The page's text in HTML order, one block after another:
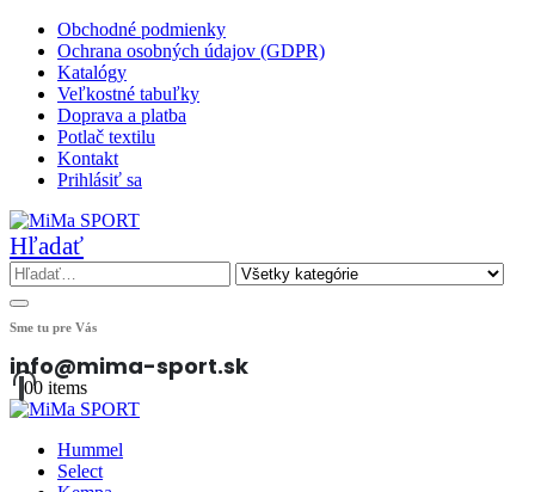
Obchodné podmienky
Ochrana osobných údajov (GDPR)
Katalógy
Veľkostné tabuľky
Doprava a platba
Potlač textilu
Kontakt
Prihlásiť sa
Hľadať
Sme tu pre Vás
info@mima-sport.sk
00 items
Hummel
Select